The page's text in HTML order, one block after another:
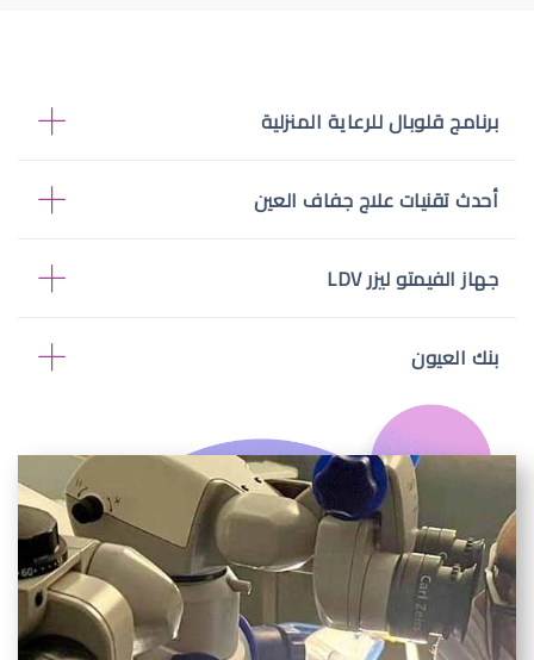
برنامج قلوبال للرعاية المنزلية
أحدث تقنيات علاج جفاف العين
جهاز الفيمتو ليزر LDV
بنك العيون